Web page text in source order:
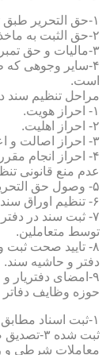
۱-حق التحریر طبق تعرفه مقرر وزارت دادگستری.
۲-حق الثبت به ماخذ ماده ۱۲۳ قانون اصلاحی قانون ثبت.
۳-مالیات و حق تمبر برابر مقررات مالیاتی.
۴-سایر وجوهی که
است.
مراحل تنظیم سند
۱- احراز هویت.
۲- احراز اهلیت.
۳- احراز اصالت و اعتبار مستندات سند.
۴- احراز انجام
عدم منع قانونی
۵- وصول حق التحریر، حق الثبت و سایر حقوق دولتی.
۶- تنظیم اوراق سند و تایید آن توسط متعاملین.
۷- ثبت سند در
توسط متعاملین.
۸- تایید صحت ثبت
دفتر و حاشیه سند.
۹-امضای دفتریار و مهر دفترخانه ذیل ثبت دفتر و در حاشیه سند.
حوزه وظایف